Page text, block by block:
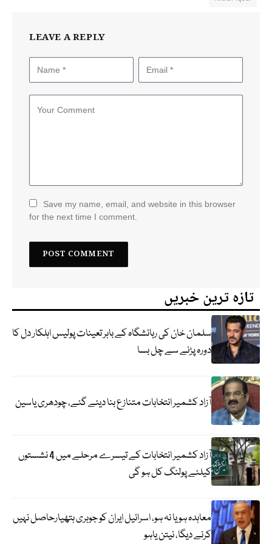
LEAVE A REPLY
Save my name, email, and website in this browser
for the next time I comment.
تازہ ترین خبریں
سلمان خان کی رہائشگاہ کے باہر تعینات پولیس اہلکار دل کا
دورہ پڑنے سے چل بسا
آزاد کشمیر انتخابات متنازع بنا دیئے گئے، چودھری یاسین
آزاد کشمیر انتخابات کے تیسرے مرحلے میں 4 نشستوں
کیلئے پولنگ کل ہو گی
معاہدہ ہو یا نہ ہو، اسرائیل ایران کو جوہری ہتھیارحاصل نہیں
کرنے دیگا، نیتن یاہو